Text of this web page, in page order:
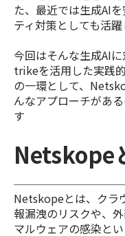
た、最近では生成AI
ティ対策としても活
今回はそんな生成AI
trikeを活用した実践
の一環として、
んなアプローチがあ
す
Netskope
Netskopeとは、クラ
報漏洩のリスクや、
マルウェアの感染と